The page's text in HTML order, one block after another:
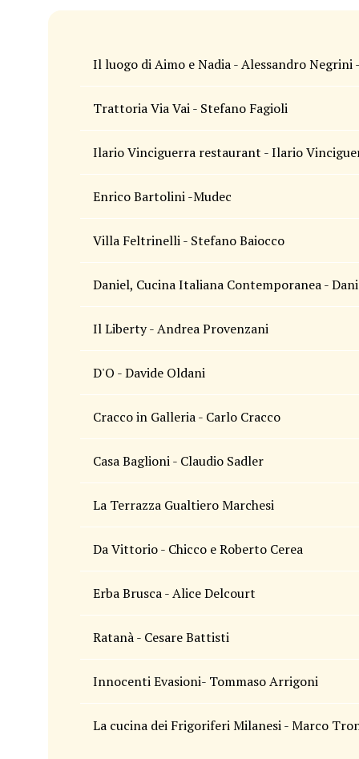
Il luogo di Aimo e Nadia - Alessandro Negrini
Trattoria Via Vai - Stefano Fagioli
Ilario Vinciguerra restaurant - Ilario
Enrico Bartolini -Mudec
Villa Feltrinelli - Stefano Baiocco
Daniel, Cucina Italiana Contemporanea -
Il Liberty - Andrea Provenzani
D'O - Davide Oldani
Cracco in Galleria - Carlo Cracco
Casa Baglioni - Claudio Sadler
La Terrazza Gualtiero Marchesi
Da Vittorio - Chicco e Roberto Cerea
Erba Brusca - Alice Delcourt
Ratanà - Cesare Battisti
Innocenti Evasioni- Tommaso Arrigoni
La cucina dei Frigoriferi Milanesi - Marco